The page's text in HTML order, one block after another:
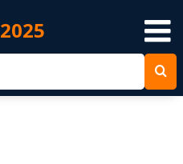
2025